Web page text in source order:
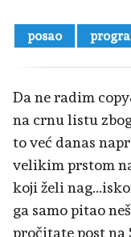
posao
Da ne radim
na crnu listu
to već danas
velikim prstom
koji želi
ga samo pitao
pročitate post na